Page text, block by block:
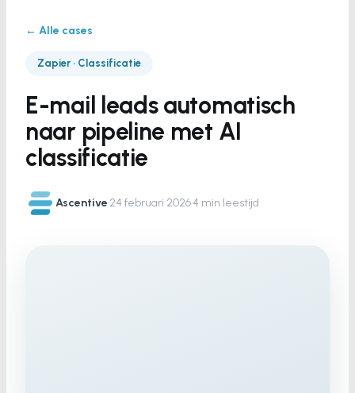
← Alle cases
Zapier · Classificatie
E-mail leads automatisch
naar pipeline met AI
classificatie
Ascentive·24 februari 2026·4 min leestijd